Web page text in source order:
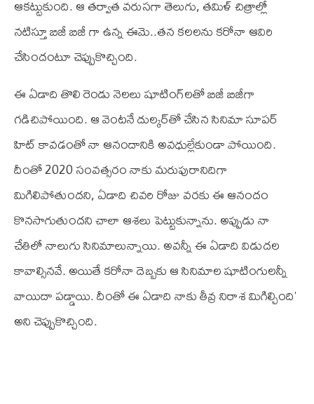
ఆకట్టుకుంది. ఆ తర్వాత వరుసగా తెలుగు, తమిళ్ చిత్రాల్లో
నటిస్తూ బిజీ బిజీ గా ఉన్న ఈమె..తన కలలను కరోనా ఆవిరి
చేసిందంటూ చెప్పుకొచ్చింది.
ఈ ఏడాది తొలి రెండు నెలలు షూటింగ్‌లతో బిజీ బిజీగా
గడిచిపోయింది. ఆ వెంటనే దుల్కర్‌తో చేసిన సినిమా సూపర్
హిట్ కావడంతో నా ఆనందానికి అవధుల్లేకుండా పోయింది.
దీంతో 2020 సంవత్సరం నాకు మరుపురానిదిగా
మిగిలిపోతుందని, ఏడాది చివరి రోజు వరకు ఈ ఆనందం
కొనసాగుతుందని చాలా ఆశలు పెట్టుకున్నాను. అప్పుడు నా
చేతిలో నాలుగు సినిమాలున్నాయి. అవన్నీ ఈ ఏడాది విడుదల
కావాల్సినవే. అయితే కరోనా దెబ్బకు ఆ సినిమాల షూటింగులన్నీ
వాయిదా పడ్డాయి. దీంతో ఈ ఏడాది నాకు తీవ్ర నిరాశ మిగిల్చింది’
అని చెప్పుకొచ్చింది.